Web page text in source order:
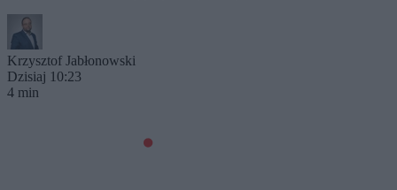
Krzysztof Jabłonowski
Dzisiaj 10:23
4 min